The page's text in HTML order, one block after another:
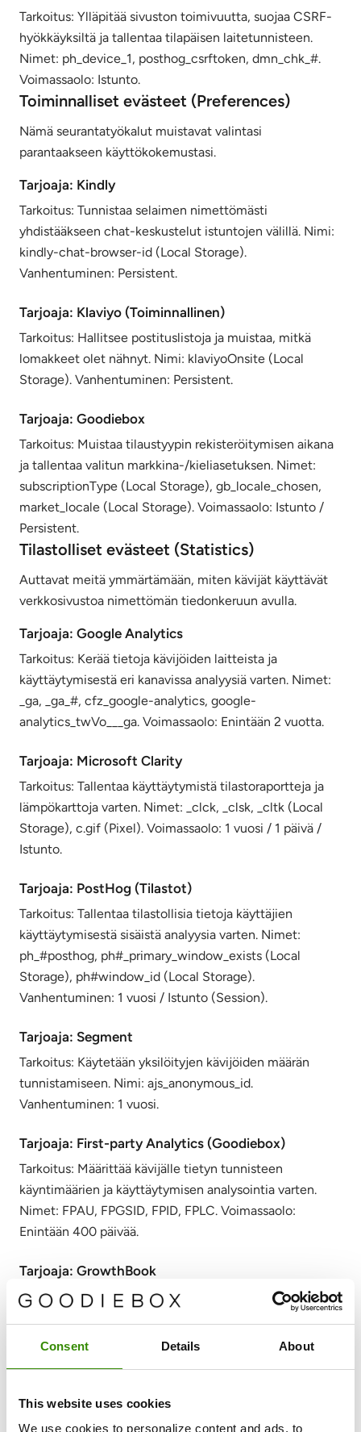
Consent Details About
This website uses cookies
We use cookies to personalize content and ads, to
Tarkoitus: Ylläpitää sivuston toimivuutta, suojaa CSRF-
hyökkäyksiltä ja tallentaa tilapäisen laitetunnisteen.
Nimet: ph_device_1, posthog_csrftoken, dmn_chk_#.
Voimassaolo: Istunto.
Toiminnalliset evästeet (Preferences)
Nämä seurantatyökalut muistavat valintasi
parantaakseen käyttökokemustasi.
Tarjoaja: Kindly
Tarkoitus: Tunnistaa selaimen nimettömästi
yhdistääkseen chat-keskustelut istuntojen välillä. Nimi:
kindly-chat-browser-id (Local Storage).
Vanhentuminen: Persistent.
Tarjoaja: Klaviyo (Toiminnallinen)
Tarkoitus: Hallitsee postituslistoja ja muistaa, mitkä
lomakkeet olet nähnyt. Nimi: klaviyoOnsite (Local
Storage). Vanhentuminen: Persistent.
Tarjoaja: Goodiebox
Tarkoitus: Muistaa tilaustyypin rekisteröitymisen aikana
ja tallentaa valitun markkina-/kieliasetuksen. Nimet:
subscriptionType (Local Storage), gb_locale_chosen,
market_locale (Local Storage). Voimassaolo: Istunto /
Persistent.
Tilastolliset evästeet (Statistics)
Auttavat meitä ymmärtämään, miten kävijät käyttävät
verkkosivustoa nimettömän tiedonkeruun avulla.
Tarjoaja: Google Analytics
Tarkoitus: Kerää tietoja kävijöiden laitteista ja
käyttäytymisestä eri kanavissa analyysiä varten. Nimet:
_ga, _ga_#, cfz_google-analytics, google-
analytics_twVo___ga. Voimassaolo: Enintään 2 vuotta.
Tarjoaja: Microsoft Clarity
Tarkoitus: Tallentaa käyttäytymistä tilastoraportteja ja
lämpökarttoja varten. Nimet: _clck, _clsk, _cltk (Local
Storage), c.gif (Pixel). Voimassaolo: 1 vuosi / 1 päivä /
Istunto.
Tarjoaja: PostHog (Tilastot)
Tarkoitus: Tallentaa tilastollisia tietoja käyttäjien
käyttäytymisestä sisäistä analyysia varten. Nimet:
ph_#posthog, ph#_primary_window_exists (Local
Storage), ph#window_id (Local Storage).
Vanhentuminen: 1 vuosi / Istunto (Session).
Tarjoaja: Segment
Tarkoitus: Käytetään yksilöityjen kävijöiden määrän
tunnistamiseen. Nimi: ajs_anonymous_id.
Vanhentuminen: 1 vuosi.
Tarjoaja: First-party Analytics (Goodiebox)
Tarkoitus: Määrittää kävijälle tietyn tunnisteen
käyntimäärien ja käyttäytymisen analysointia varten.
Nimet: FPAU, FPGSID, FPID, FPLC. Voimassaolo:
Enintään 400 päivää.
Tarjoaja: GrowthBook
Tarkoitus: Tallentaa kävijätunnisteen ja kokeilujen
kohdistukset, jotta A/B-testit pysyvät johdonmukaisina
käyntien välillä, sekä säilyttää checkout-attribuution
Storage). Voimassaolo: Enintään 400 päivää / 180
päivää / Istunto.